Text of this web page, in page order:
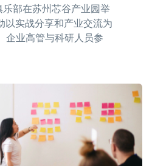
部在苏州芯谷产业园举
以实战分享和产业交流为
企业高管与科研人员参